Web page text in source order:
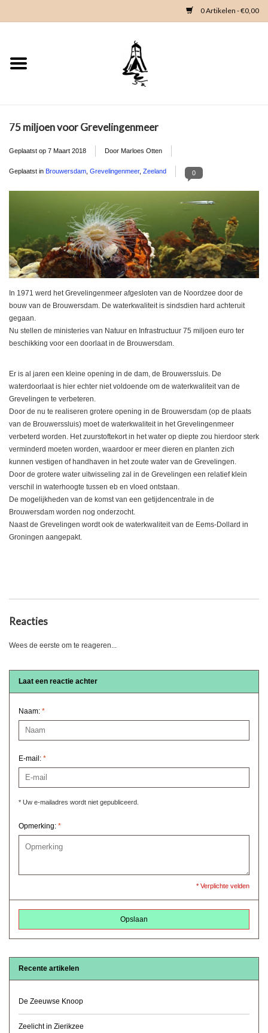
0 Artikelen - €0,00
Home
Kleding
Zeeland en Zeeuwse knop
Waterkaart
Contact
Waterproof tassen
Nieuws
75 miljoen voor Grevelingenmeer
Geplaatst op 7 Maart 2018 Door Marloes Otten
Geplaatst in Brouwersdam Grevelingenmeer, Zeeland 0
In 1971 werd het Grevelingenmeer afgesloten van de Noordzee door de
bouw van de Brouwersdam. De waterkwaliteit is sindsdien hard achteruit
gegaan.
Nu stellen de ministeries van Natuur en Infrastructuur 75 miljoen euro ter
beschikking voor een doorlaat in de Brouwersdam.
Er is al jaren een kleine opening in de dam, de Brouwerssluis. De
waterdoorlaat is hier echter niet voldoende om de waterkwaliteit van de
Grevelingen te verbeteren.
Door de nu te realiseren grotere opening in de Brouwersdam (op de plaats
van de Brouwerssluis) moet de waterkwaliteit in het Grevelingenmeer
verbeterd worden. Het zuurstoftekort in het water op diepte zou hierdoor sterk
verminderd moeten worden, waardoor er meer dieren en planten zich
kunnen vestigen of handhaven in het zoute water van de Grevelingen.
Door de grotere water uitwisseling zal in de Grevelingen een relatief klein
verschil in waterhoogte tussen eb en vloed ontstaan.
De mogelijkheden van de komst van een getijdencentrale in de
Brouwersdam worden nog onderzocht.
Naast de Grevelingen wordt ook de waterkwaliteit van de Eems-Dollard in
Groningen aangepakt.
Reacties
Wees de eerste om te reageren...
Laat een reactie achter
Naam: *
E-mail: *
* Uw e-mailadres wordt niet gepubliceerd.
Opmerking: *
* Verplichte velden
Opslaan
Recente artikelen
De Zeeuwse Knoop
Zeelicht in Zierikzee